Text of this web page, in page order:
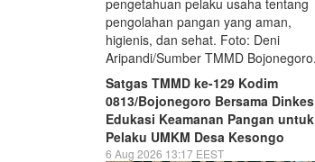
Satgas TMMD ke-129 Kodim
0813/Bojonegoro Bersama Dinkes
Edukasi Keamanan Pangan untuk
Pelaku UMKM Desa Kesongo
6 Aug 2026 13:17 EEST